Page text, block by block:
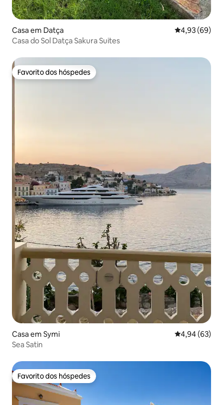
Casa em Datça Classificação
4,93 (69)
Casa do Sol Datça Sakura Suites
Favorito dos hóspedes
Favorito dos hóspedes
Casa em Symi Classificação
4,94 (63)
Sea Satin
Favorito dos hóspedes
Favorito dos hóspedes